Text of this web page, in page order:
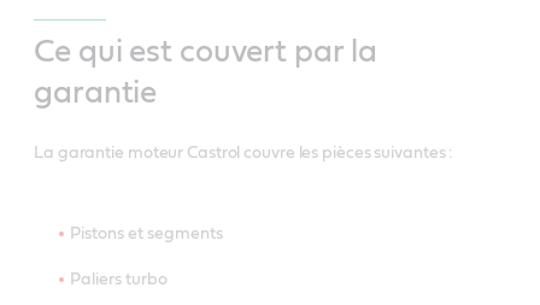
Ce qui est couvert par la
garantie
La garantie moteur Castrol couvre les pièces suivantes :
Pistons et segments
Paliers turbo